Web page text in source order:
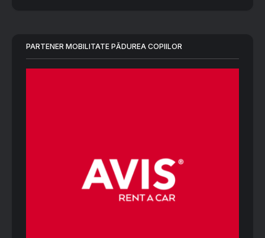
PARTENER MOBILITATE PĂDUREA COPIILOR